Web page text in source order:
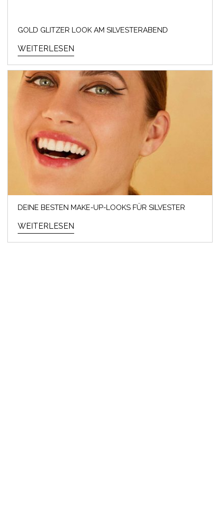
GOLD GLITZER LOOK AM SILVESTERABEND
WEITERLESEN
DEINE BESTEN MAKE-UP-LOOKS FÜR SILVESTER
WEITERLESEN